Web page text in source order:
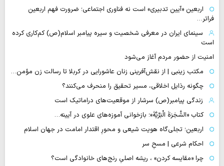
اربعین «آیین تدبیری» است نه فناوری اجتماعی؛ ضرورت فهم اربعین
فراتر…
سینمای ایران در معرفی شخصیت و سیره پیامبر اسلام(ص) کم‌کاری کرده
است
امنیت از حضور مردم آغاز می‌شود
مکتب زینبی | از نقش‌آفرینی زنان عاشورایی در کربلا تا رسالت زن مؤمن…
چگونه رذایل اخلاقی، مسیر تحقیق را منحرف می‌کنند؟
زندگی پیامبر(ص) سرشار از موقعیت‌های دراماتیک است
کتاب «الشَّجَرَةَ الْبَرِّیَّةَ»؛ بازخوانی آموزه‌های علوی در آیینه…
اربعین؛ تجلی‌گاه هویت شیعی و محورِ اقتدار امامت در جهان اسلام
احکام شرعی | مسحِ سر
چرا «مقایسه کردن» ، ریشه اصلیِ رنج‌های خانوادگی است؟